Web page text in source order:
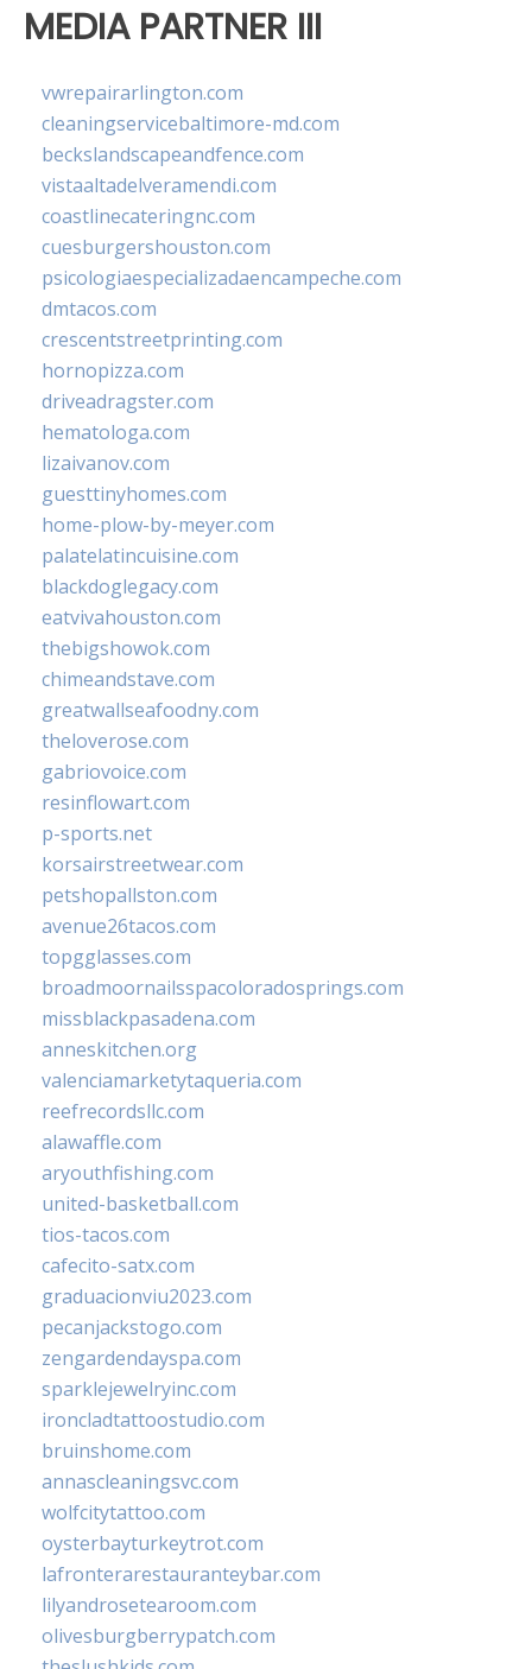
MEDIA PARTNER III
vwrepairarlington.com
cleaningservicebaltimore-md.com
beckslandscapeandfence.com
vistaaltadelveramendi.com
coastlinecateringnc.com
cuesburgershouston.com
psicologiaespecializadaencampeche.com
dmtacos.com
crescentstreetprinting.com
hornopizza.com
driveadragster.com
hematologa.com
lizaivanov.com
guesttinyhomes.com
home-plow-by-meyer.com
palatelatincuisine.com
blackdoglegacy.com
eatvivahouston.com
thebigshowok.com
chimeandstave.com
greatwallseafoodny.com
theloverose.com
gabriovoice.com
resinflowart.com
p-sports.net
korsairstreetwear.com
petshopallston.com
avenue26tacos.com
topgglasses.com
broadmoornailsspacoloradosprings.com
missblackpasadena.com
anneskitchen.org
valenciamarketytaqueria.com
reefrecordsllc.com
alawaffle.com
aryouthfishing.com
united-basketball.com
tios-tacos.com
cafecito-satx.com
graduacionviu2023.com
pecanjackstogo.com
zengardendayspa.com
sparklejewelryinc.com
ironcladtattoostudio.com
bruinshome.com
annascleaningsvc.com
wolfcitytattoo.com
oysterbayturkeytrot.com
lafronterarestauranteybar.com
lilyandrosetearoom.com
olivesburgberrypatch.com